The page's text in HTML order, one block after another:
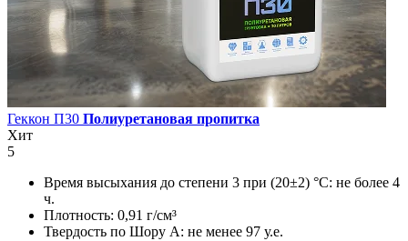
Геккон П30 Полиуретановая пропитка
Хит
5
Время высыхания до степени 3 при (20±2) °С: не более 4
ч.
Плотность: 0,91 г/см³
Твердость по Шору А: не менее 97 у.е.